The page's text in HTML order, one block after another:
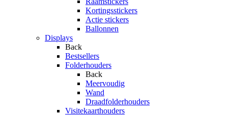
Kortingsstickers
Actie stickers
Ballonnen
Displays
Back
Bestsellers
Folderhouders
Back
Meervoudig
Wand
Draadfolderhouders
Visitekaarthouders